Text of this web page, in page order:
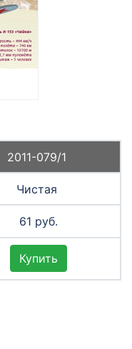
2011-079/1
Чистая
61 руб.
Купить